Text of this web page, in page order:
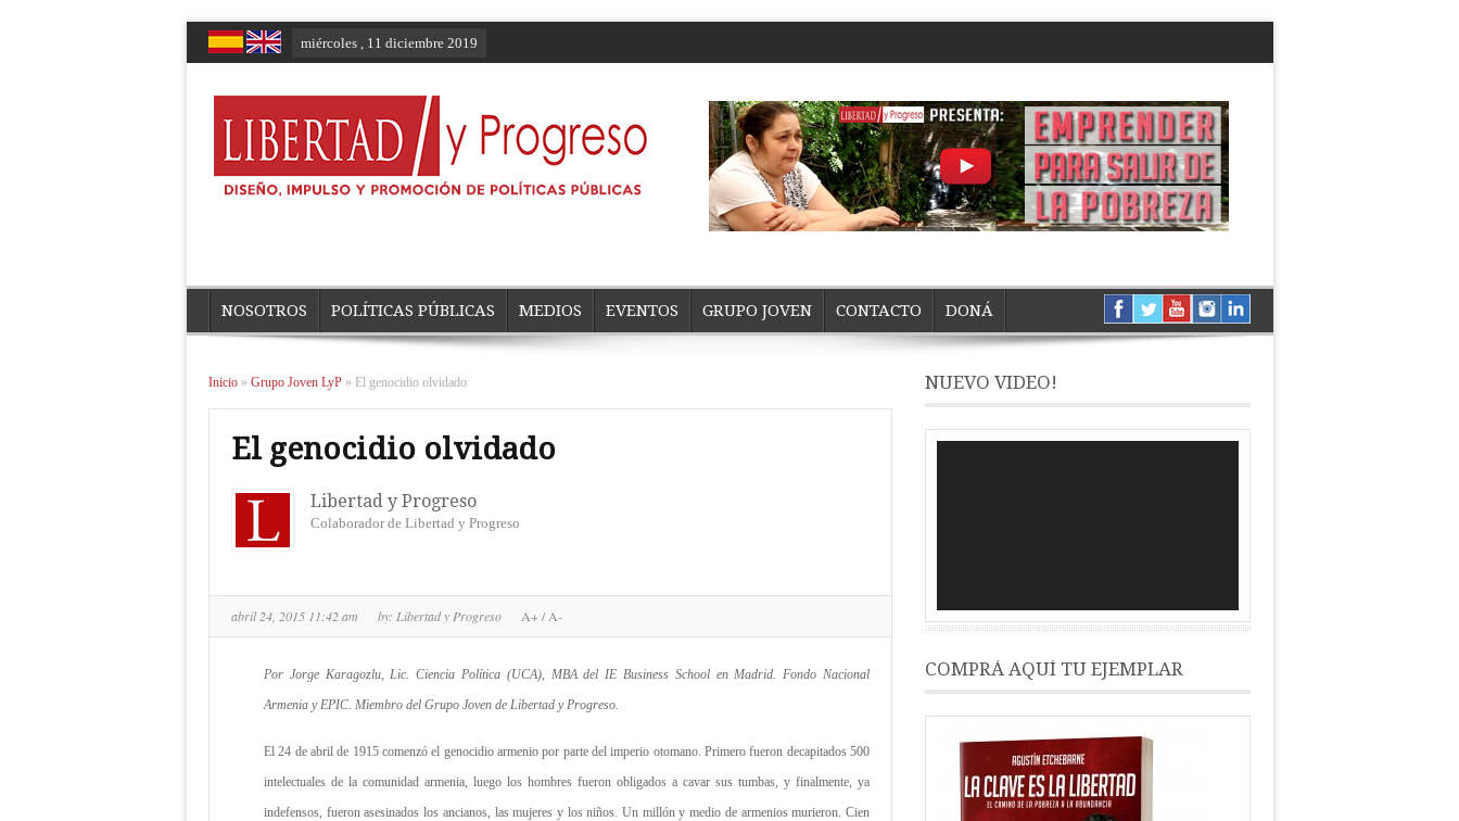
miércoles , 11 diciembre 2019
NOSOTROS POLÍTICAS PÚBLICAS MEDIOS EVENTOS GRUPO JOVEN CONTACTO DONÁ
Inicio » Grupo Joven LyP » El genocidio olvidado
El genocidio olvidado
Libertad y Progreso
Colaborador de Libertad y Progreso
abril 24, 2015 11:42 am by: Libertad y Progreso A+/A-
Por Jorge Karagozlu, Lic. Ciencia Política (UCA), MBA del IE Business School en Madrid. Fondo Nacional
Armenia y EPIC. Miembro del Grupo Joven de Libertad y Progreso.
El 24 de abril de 1915 comenzó el genocidio armenio por parte del imperio otomano. Primero fueron decapitados 500
intelectuales de la comunidad armenia, luego los hombres fueron obligados a cavar sus tumbas, y finalmente, ya
indefensos, fueron asesinados los ancianos, las mujeres y los niños. Un millón y medio de armenios murieron. Cien
NUEVO VIDEO!
COMPRÁ AQUÍ TU EJEMPLAR